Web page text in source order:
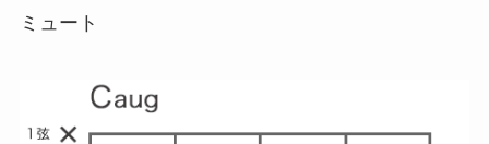
ミュート